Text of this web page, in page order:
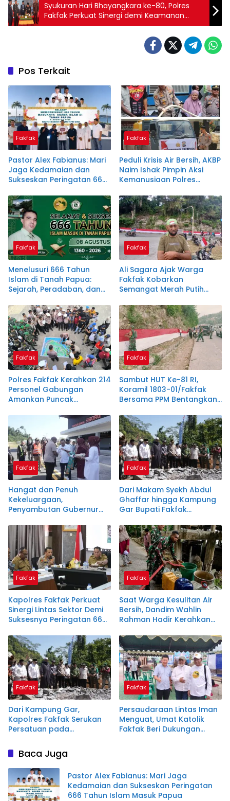
Syukuran Hari Bhayangkara ke-80, Polres
Fakfak Perkuat Sinergi demi Keamanan
Daerah
Pos Terkait
Fakfak
Pastor Alex Fabianus: Mari
Jaga Kedamaian dan
Sukseskan Peringatan 666
Fakfak
Peduli Krisis Air Bersih, AKBP
Naim Ishak Pimpin Aksi
Kemanusiaan Polres
Fakfak
Menelusuri 666 Tahun
Islam di Tanah Papua:
Sejarah, Peradaban, dan
Batu
Fakfak
Ali Sagara Ajak Warga
Fakfak Kobarkan
Semangat Merah Putih
Bendera 1.200 Meter
Fakfak
Polres Fakfak Kerahkan 214
Personel Gabungan
Amankan Puncak
Islam di Tanah Papua
Fakfak
Sambut HUT Ke-81 RI,
Koramil 1803-01/Fakfak
Bersama PPM Bentangkan
Meter
Fakfak
Hangat dan Penuh
Kekeluargaan,
Penyambutan Gubernur
Peringatan 666 Tahun
Islam
Fakfak
Dari Makam Syekh Abdul
Ghaffar hingga Kampung
Gar Bupati Fakfak
Persatuan Menyambut 666
Tahun Islam
Fakfak
Kapolres Fakfak Perkuat
Sinergi Lintas Sektor Demi
Suksesnya Peringatan 666
Fakfak
Saat Warga Kesulitan Air
Bersih, Dandim Wahlin
Rahman Hadir Kerahkan
Fakfak
Dari Kampung Gar,
Kapolres Fakfak Serukan
Persatuan pada
Masuknya Islam di Tanah
Papua
Fakfak
Persaudaraan Lintas Iman
Menguat, Umat Katolik
Fakfak Beri Dukungan
Baca Juga
Pastor Alex Fabianus: Mari Jaga
Kedamaian dan Sukseskan Peringatan
666 Tahun Islam Masuk Papua